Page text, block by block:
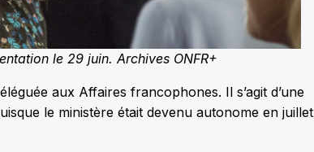
le 29 juin. Archives ONFR+
aux Affaires francophones. Il s’agit d’une
le ministère était devenu autonome en juillet